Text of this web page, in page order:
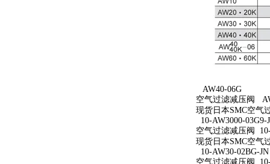
AW40-06G
空气过滤减压阀
现货日本SMC空气
10-AW3000-03G9-
空气过滤减压阀
现货日本SMC空气
10-AW30-02BG-JN
空气过滤减压阀